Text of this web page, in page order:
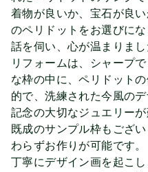
着物が良いか、宝石が良
のペリドットをお選びに
話を伺い、心が温まりまし
リフォームは、シャープ
な枠の中に、ペリドット
的で、洗練された今風の
記念の大切なジュエリーが
既成のサンプル枠もござ
わらずお作りが可能です。
丁寧にデザイン画を起こ